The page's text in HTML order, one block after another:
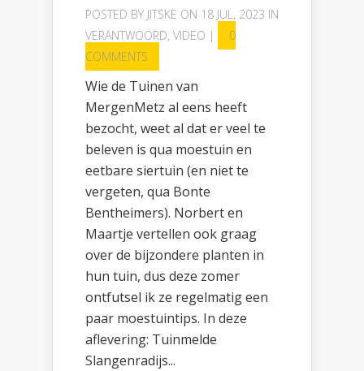
POSTED BY JITSKE ON 18 JUL, 2023 IN
VERANTWOORD, VIDEO |
0
COMMENTS
Wie de Tuinen van
MergenMetz al eens heeft
bezocht, weet al dat er veel te
beleven is qua moestuin en
eetbare siertuin (en niet te
vergeten, qua Bonte
Bentheimers). Norbert en
Maartje vertellen ook graag
over de bijzondere planten in
hun tuin, dus deze zomer
ontfutsel ik ze regelmatig een
paar moestuintips. In deze
aflevering: Tuinmelde
Slangenradijs...